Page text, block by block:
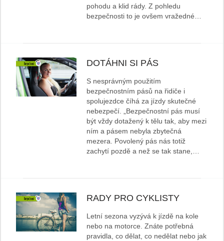
pohodu a klid rády. Z pohledu
bezpečnosti to je ovšem vražedné…
DOTÁHNI SI PÁS
S nesprávným použitím
bezpečnostním pásů na řidiče i
spolujezdce číhá za jízdy skutečné
nebezpečí. „Bezpečnostní pás musí
být vždy dotažený k tělu tak, aby mezi
ním a pásem nebyla zbytečná
mezera. Povolený pás nás totiž
zachytí pozdě a než se tak stane,…
RADY PRO CYKLISTY
Letní sezona vyzývá k jízdě na kole
nebo na motorce. Znáte potřebná
pravidla, co dělat, co nedělat nebo jak